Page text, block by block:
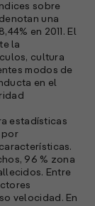
sobre
una
en 2011. El
la
cultura
modos de
en el
estadísticas
por
96 % zona
Entre
velocidad. En